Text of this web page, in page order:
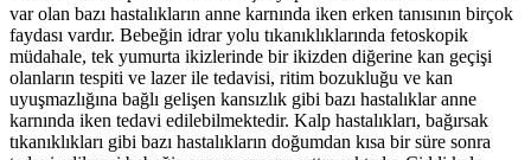
var olan bazı hastalıkların anne karnında iken erken tanısının birçok
faydası vardır. Bebeğin idrar yolu tıkanıklıklarında fetoskopik
müdahale, tek yumurta ikizlerinde bir ikizden diğerine kan geçişi
olanların tespiti ve lazer ile tedavisi, ritim bozukluğu ve kan
uyuşmazlığına bağlı gelişen kansızlık gibi bazı hastalıklar anne
karnında iken tedavi edilebilmektedir. Kalp hastalıkları, bağırsak
tıkanıklıkları gibi bazı hastalıkların doğumdan kısa bir süre sonra